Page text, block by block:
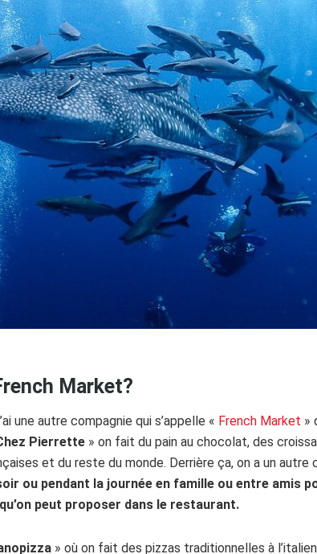
Market?
une autre compagnie qui s’appelle « French Market »
Pierrette » on fait du pain au chocolat, des
et du reste du monde. Derrière ça, on a un autre
ou pendant la journée en famille ou entre amis
peut proposer dans le restaurant.
» où on fait des pizzas traditionnelles à